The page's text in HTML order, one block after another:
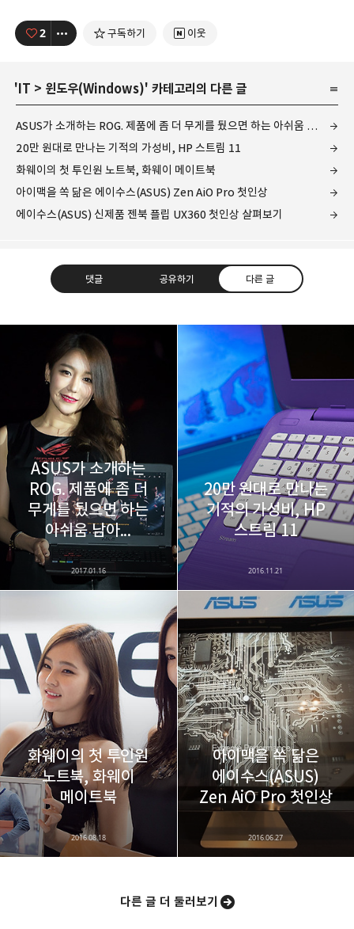
2 구독하기 이웃
' IT > 윈도우(Windows)' 카테고리의 다른 글
ASUS가 소개하는 ROG. 제품에 좀 더 무게를 뒀으면 하는 아쉬움 남아...
20만 원대로 만나는 기적의 가성비, HP 스트림 11
화웨이의 첫 투인원 노트북, 화웨이 메이트북
아이맥을 쏙 닮은 에이수스(ASUS) Zen AiO Pro 첫인상
에이수스(ASUS) 신제품 젠북 플립 UX360 첫인상 살펴보기
댓글 공유하기 다른 글
레이니아
다방면의 깊은 관심과 얕은 이해도를 갖춘 보편적
비주류이자 진화하는 영원한 주변인.
구독하기
구독하기 카카오톡 라인 트위터
카카오스토리 밴드 네이버 블로그
ASUS가 소개하는
ROG. 제품에 좀 더
무게를 뒀으면 하는
아쉬움 남아...
2017.01.16
20만 원대로 만나는
기적의 가성비, HP
스트림 11
2016.11.21
화웨이의 첫 투인원
노트북, 화웨이
메이트북
2016.08.18
아이맥을 쏙 닮은
에이수스(ASUS)
Zen AiO Pro 첫인상
2016.06.27
다른 글 더 둘러보기